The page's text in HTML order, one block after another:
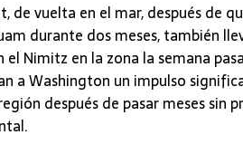
de vuelta en el mar, después de
durante dos meses, también
Nimitz en la zona la semana
a Washington un impulso
después de pasar meses sin